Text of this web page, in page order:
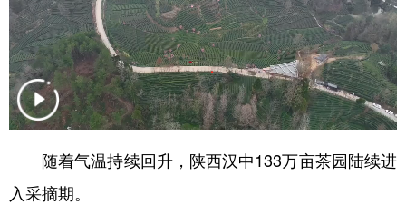
四川 贵州 云南 西藏
陕西 甘肃 青海 宁夏
新疆 内蒙古 黑龙江
随着气温持续回升，陕西汉中133万亩茶园陆续进
入采摘期。